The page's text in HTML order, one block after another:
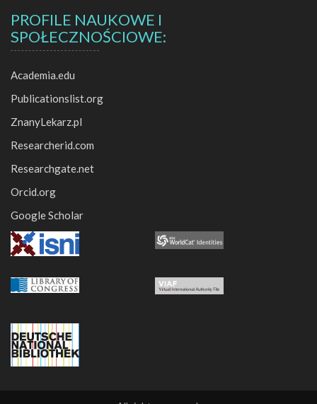
PROFILE NAUKOWE I
SPOŁECZNOŚCIOWE:
Academia.edu
Publicationslist.org
ZnanyLekarz.pl
Researcherid.com
Researchgate.net
Orcid.org
Google Scholar